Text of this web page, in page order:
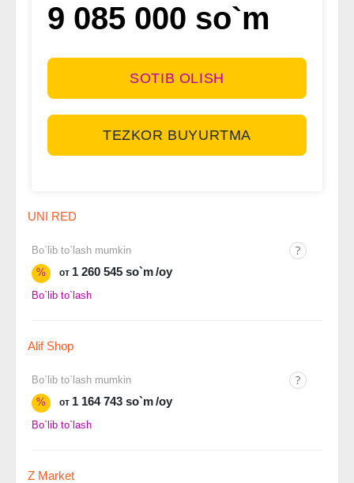
9 085 000 so`m
SOTIB OLISH
TEZKOR BUYURTMA
UNI RED
Bo`lib to`lash mumkin
%
от 1 260 545 so`m/oy
Bo`lib to`lash
Alif Shop
Bo`lib to`lash mumkin
%
от 1 164 743 so`m/oy
Bo`lib to`lash
Z Market